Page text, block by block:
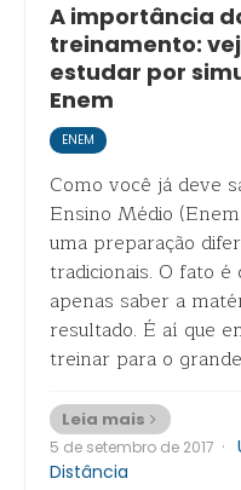
A importância
treinamento:
estudar por
Enem
ENEM
Como você já deve
Ensino Médio
uma preparação
tradicionais. O fato
apenas saber a
resultado. É aí que
treinar para o
Leia mais
5 de setembro de 2017 ·
Distância